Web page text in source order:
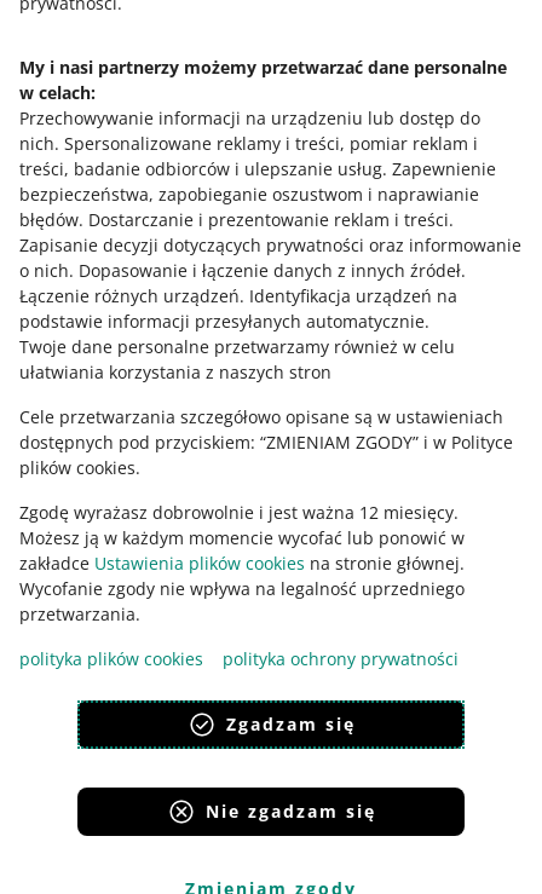
My i nasi partnerzy możemy przetwarzać dane personalne
w celach:
Przechowywanie informacji na urządzeniu lub dostęp do
nich. Spersonalizowane reklamy i treści, pomiar reklam i
treści, badanie odbiorców i ulepszanie usług. Zapewnienie
bezpieczeństwa, zapobieganie oszustwom i naprawianie
błędów. Dostarczanie i prezentowanie reklam i treści.
Zapisanie decyzji dotyczących prywatności oraz informowanie
o nich. Dopasowanie i łączenie danych z innych źródeł.
Łączenie różnych urządzeń. Identyfikacja urządzeń na
podstawie informacji przesyłanych automatycznie.
Twoje dane personalne przetwarzamy również w celu
ułatwiania korzystania z naszych stron
Cele przetwarzania szczegółowo opisane są w ustawieniach
dostępnych pod przyciskiem: “ZMIENIAM ZGODY” i w Polityce
plików cookies.
Zgodę wyrażasz dobrowolnie i jest ważna 12 miesięcy.
Możesz ją w każdym momencie wycofać lub ponowić w
zakładce Ustawienia plików cookies na stronie głównej.
Wycofanie zgody nie wpływa na legalność uprzedniego
przetwarzania.
polityka plików cookies
polityka ochrony prywatności
Zgadzam się
Nie zgadzam się
Zmieniam zgody
Potrzebujesz pomocy?
Skontaktuj się z nami
Zapytaj społeczność
Zajrzyj na Allegro Gadane
Ta strona jest też dostępna w innych językach
wygląd:
Serwisy Grupy Allegro
Allegro.sk Allegro.hu Onedelivery.cz